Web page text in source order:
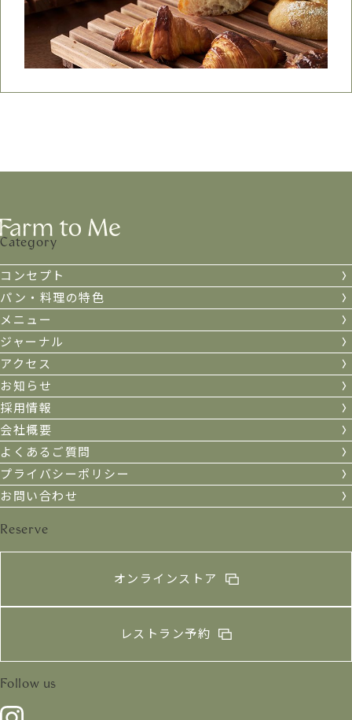
Category
コンセプト
パン・料理の特色
メニュー
ジャーナル
アクセス
お知らせ
採用情報
会社概要
よくあるご質問
プライバシーポリシー
お問い合わせ
Reserve
オンラインストア
レストラン予約
Follow us